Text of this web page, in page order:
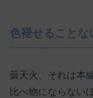
色褪せることな
曇天火、それは本
比べ物にならない